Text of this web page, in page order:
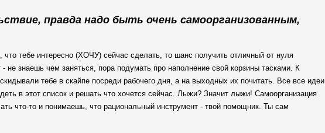
правда надо быть очень самоорганизованным,
тебе интересно (ХОЧУ) сейчас сделать, то шанс получить отличный от нуля
не знаешь чем заняться, пора подумать про наполнение свой корзины тасками. К
тебе в скайпе посреди рабочего дня, а на выходных их почитать. Все все идеи,
в этот список и решать что хочется сейчас. Лыжи? Значит лыжи! Самоорганизация
что-то и понимаешь, что рациональный инструмент - твой помощник. Ты сам